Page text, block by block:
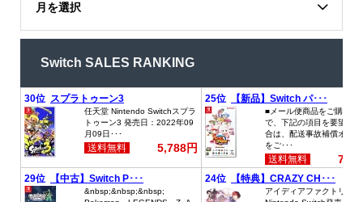
月を選択
Switch SALES RANKING